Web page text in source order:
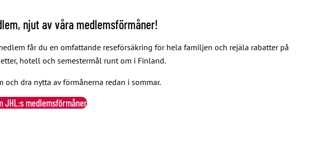
njut av våra medlemsförmåner!
får du en omfattande reseförsäkring för hela familjen och rejäla rabatter på
hotell och semestermål runt om i Finland.
och dra nytta av förmånerna redan i sommar.
JHL:s medlemsförmåner